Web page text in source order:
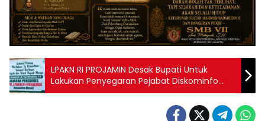
LPAKN RI PROJAMIN Desak Bupati Untuk
Lakukan Penyegaran Pejabat Diskominfo
Mesuji